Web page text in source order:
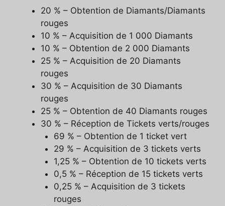
20 % – Obtention de Diamants/Diamants
rouges
10 % – Acquisition de 1 000 Diamants
10 % – Obtention de 2 000 Diamants
25 % – Acquisition de 20 Diamants
rouges
30 % – Acquisition de 30 Diamants
rouges
25 % – Obtention de 40 Diamants rouges
30 % – Réception de Tickets verts/rouges
69 % – Obtention de 1 ticket vert
29 % – Acquisition de 3 tickets verts
1,25 % – Obtention de 10 tickets verts
0,5 % – Réception de 15 tickets verts
0,25 % – Acquisition de 3 tickets
rouges